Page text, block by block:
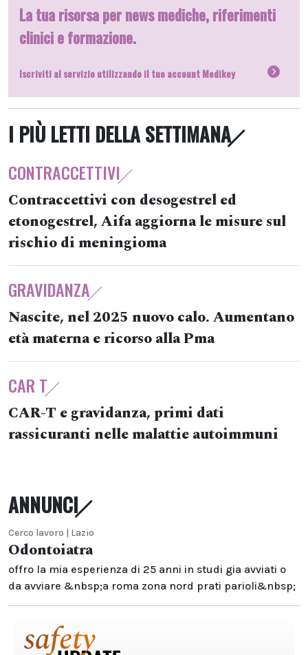
La tua risorsa per news mediche, riferimenti
clinici e formazione.
Iscriviti al servizio utilizzando il tuo account Medikey
I PIÙ LETTI DELLA SETTIMANA
CONTRACCETTIVI
Contraccettivi con desogestrel ed
etonogestrel, Aifa aggiorna le misure sul
rischio di meningioma
GRAVIDANZA
Nascite, nel 2025 nuovo calo. Aumentano
età materna e ricorso alla Pma
CAR T
CAR-T e gravidanza, primi dati
rassicuranti nelle malattie autoimmuni
ANNUNCI
Cerco lavoro | Lazio
Odontoiatra
offro la mia esperienza di 25 anni in studi gia avviati o
da avviare &nbsp;a roma zona nord prati parioli&nbsp;